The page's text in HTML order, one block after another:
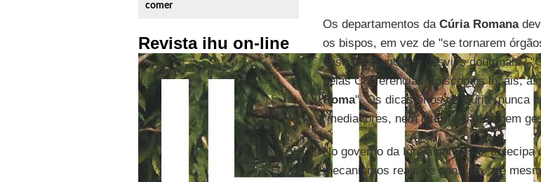
comer
Revista ihu on-line
Os departamentos da Cúria Romana
os bispos, em vez de "se tornarem
casos de supostos desvios doutrinais?
pelas Conferências Episcopais locais,
Roma". Os dicastérios da Cúria (nunca
"mediadores, nem intermediários nem
No governo da Igreja universal,
mecanismos reais de consulta, até